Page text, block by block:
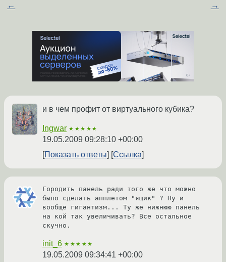
← →
и в чем профит от виртуального кубика?
Ingwar ★★★★★
19.05.2009 09:28:10 +00:00
Показать ответы
Ссылка
Городить панель ради того же что можно
было сделать апплетом "ящик" ? Ну и
вообще гигантизм... Ту же нижнюю панель
на кой так увеличивать? Все остальное
скучно.
init_6 ★★★★★
19.05.2009 09:34:41 +00:00